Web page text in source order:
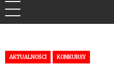
AKTUALNOŚCI KONKURSY